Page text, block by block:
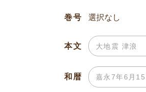
巻号
本文
和暦